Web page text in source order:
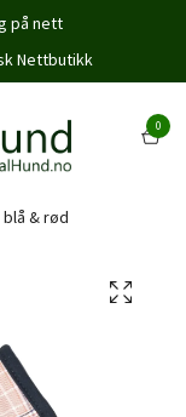
på nett
Nettbutikk
0
blå & rød